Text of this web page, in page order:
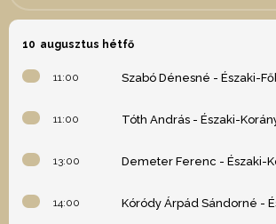
10 augusztus hétfő
11:00 Szabó Dénesné - Északi-
11:00 Tóth András - Északi-
13:00
14:00